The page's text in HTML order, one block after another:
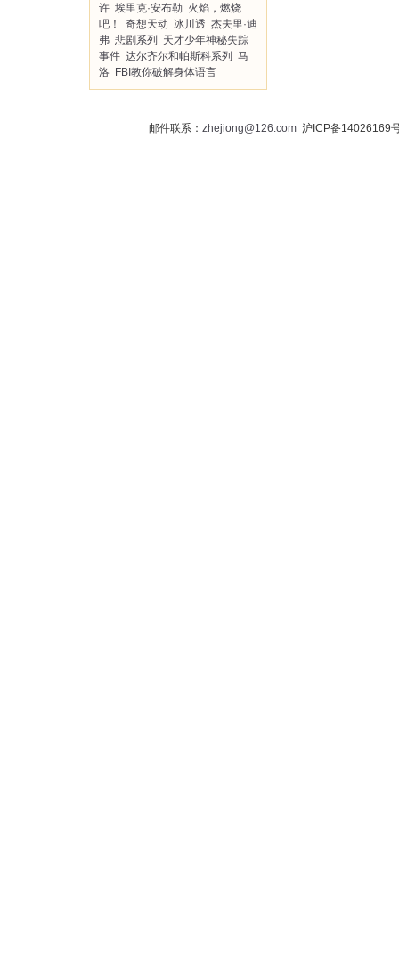
许 埃里克·安布勒 火焰，燃烧
吧！
奇想天动 冰川透 杰夫里·迪
弗 悲剧系列
天才少年神秘失踪
事件 达尔齐尔和帕斯科系列
马
洛 FBI教你破解身体语言
邮件联系： zhejiong@126.com沪ICP备14026169